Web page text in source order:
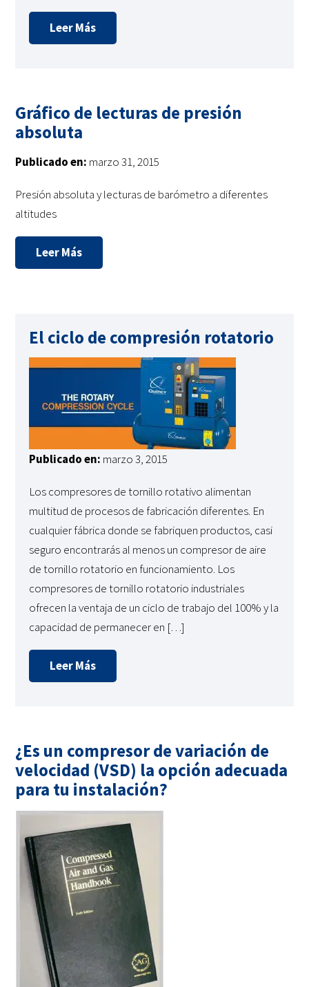
Leer Más
Gráfico de lecturas de presión
absoluta
Publicado en: marzo 31, 2015
Presión absoluta y lecturas de barómetro a diferentes
altitudes
Leer Más
El ciclo de compresión rotatorio
Publicado en: marzo 3, 2015
Los compresores de tornillo rotativo alimentan
multitud de procesos de fabricación diferentes. En
cualquier fábrica donde se fabriquen productos, casi
seguro encontrarás al menos un compresor de aire
de tornillo rotatorio en funcionamiento. Los
compresores de tornillo rotatorio industriales
ofrecen la ventaja de un ciclo de trabajo del 100% y la
capacidad de permanecer en […]
Leer Más
¿Es un compresor de variación de
velocidad (VSD) la opción adecuada
para tu instalación?